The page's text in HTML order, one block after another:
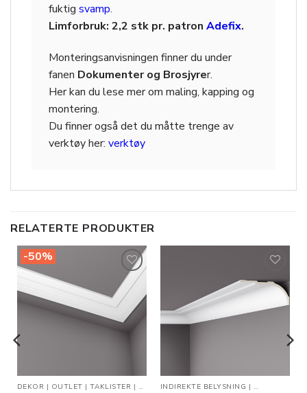
fuktig svamp.
Limforbruk: 2,2 stk pr. patron Adefix.
Monteringsanvisningen finner du under
fanen Dokumenter og Brosjyrer.
Her kan du lese mer om maling, kapping og
montering.
Du finner også det du måtte trenge av
verktøy her: verktøy
RELATERTE PRODUKTER
-50%
Legg til
i
ønskeliste
DEKOR | OUTLET |TAKLISTER | VEGG- OG DEKORLISTER
Legg til
ønskeliste
INDIREKTE BELYSNING | TAKLISTER